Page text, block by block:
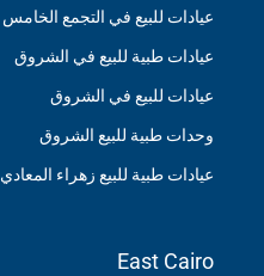
عيادات للبيع في التجمع الخامس
عيادات طبية للبيع في الشروق
عيادات للبيع في الشروق
وحدات طبية للبيع الشروق
عيادات طبية للبيع زهراء المعادي
East Cairo